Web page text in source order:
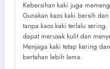
Kebersihan kaki juga
Gunakan kaos kaki bersih
tanpa kaos kaki terlalu
dapat merusak kulit dan
Menjaga kaki tetap kering
bertahan lebih lama.